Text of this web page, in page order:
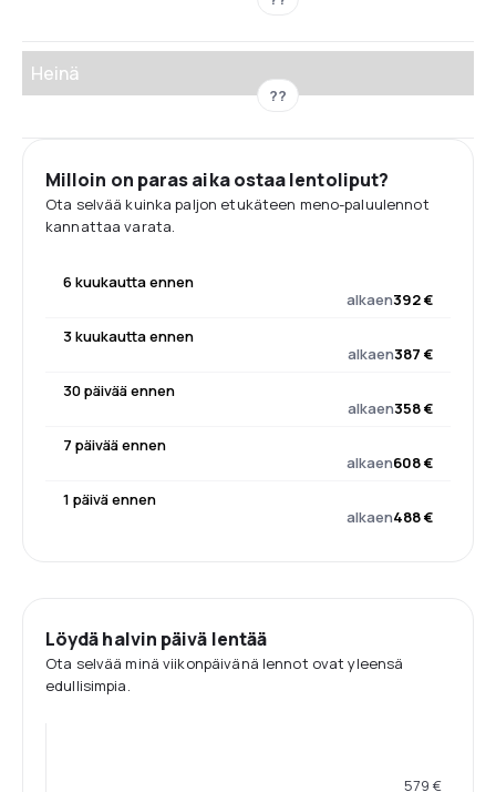
Heinä
??
Milloin on paras aika ostaa lentoliput?
Ota selvää kuinka paljon etukäteen meno-paluulennot
kannattaa varata.
6 kuukautta ennen
alkaen392 €
3 kuukautta ennen
alkaen387 €
30 päivää ennen
alkaen358 €
7 päivää ennen
alkaen608 €
1 päivä ennen
alkaen488 €
Löydä halvin päivä lentää
Ota selvää minä viikonpäivänä lennot ovat yleensä
edullisimpia.
579 €